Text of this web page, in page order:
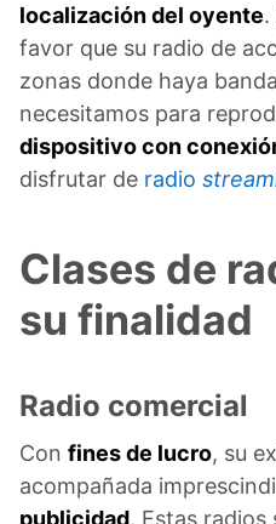
localización del oyente.
favor que su radio de
zonas donde haya
necesitamos para
dispositivo con
disfrutar de radio
Clases de
su finalidad
Radio comercial
Con fines de lucro, su
acompañada
publicidad. Estas